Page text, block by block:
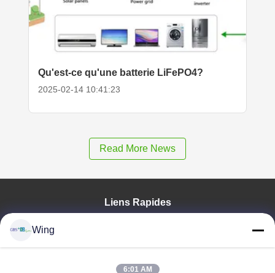
Qu'est-ce qu'une batterie LiFePO4?
2025-02-14 10:41:23
Read More News
Liens Rapides
Le Spectacle VR
Wing
6:01 AM